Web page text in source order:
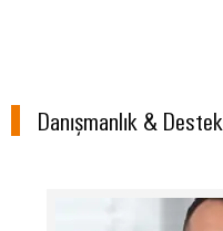
Danışmanlık & Destek